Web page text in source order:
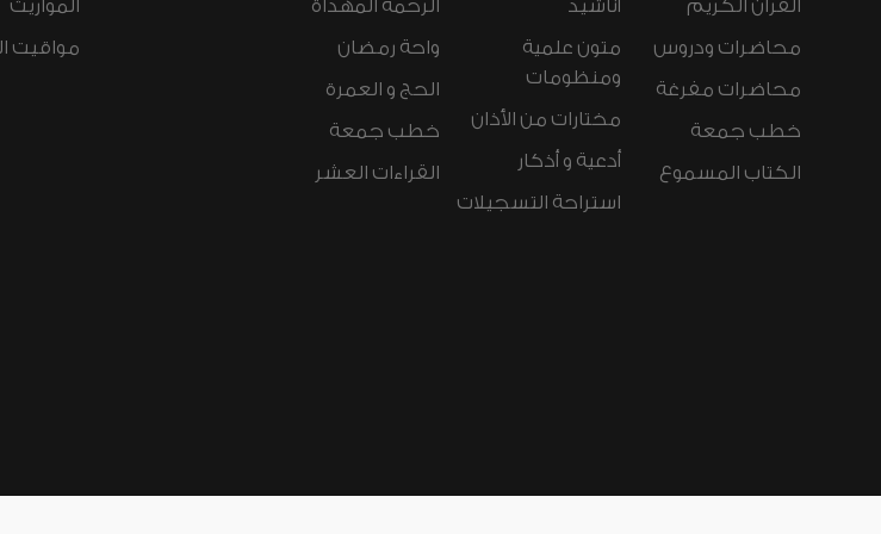
القرآن الكريم
محاضرات ودروس
محاضرات مفرغة
خطب جمعة
الكتاب المسموع
أناشيد
متون علمية
ومنظومات
مختارات من الأذان
أدعية و أذكار
استراحة التسجيلات
الرحمة المهداة
واحة رمضان
الحج و العمرة
خطب جمعة
القراءات العشر
المواريث
مواقيت